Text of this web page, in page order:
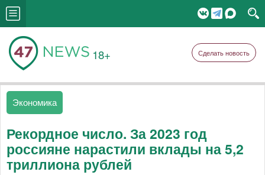
18+ Сделать новость
Экономика
Рекордное число. За 2023 год
россияне нарастили вклады на 5,2
триллиона рублей